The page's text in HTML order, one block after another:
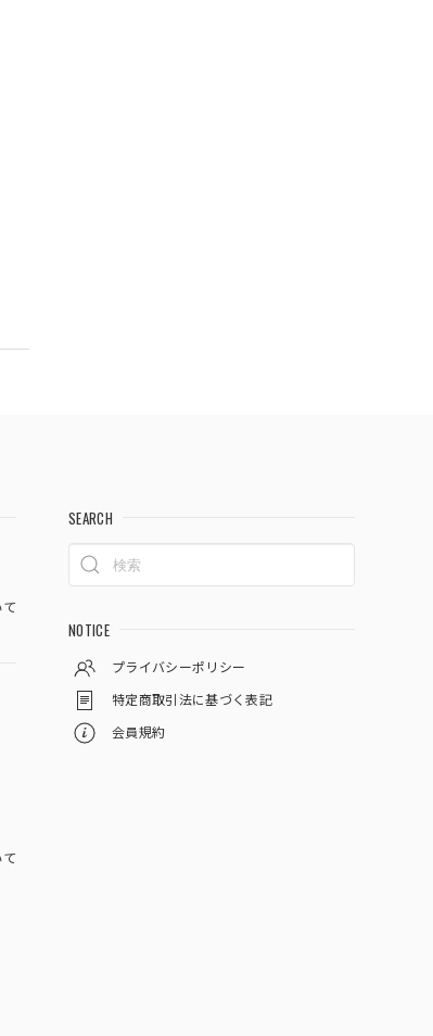
SEARCH
NOTICE
プライバシーポリシー
特定商取引法に基づく表記
会員規約